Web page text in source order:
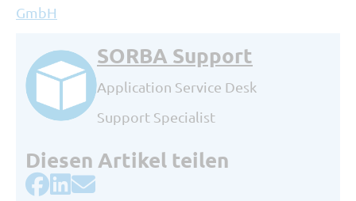
GmbH
SORBA Support
Application Service Desk
Support Specialist
Diesen Artikel teilen